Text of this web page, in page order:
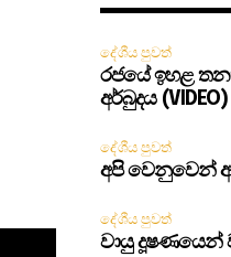
දේශීය පුවත්
රජයේ ඉහළ
අර්බුදය (VIDEO)
දේශීය පුවත්
අපි වෙනුවෙන්
දේශීය පුවත්
වායු දූෂණයෙන්